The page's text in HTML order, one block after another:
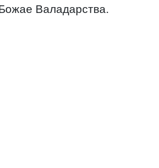
Валадарства.